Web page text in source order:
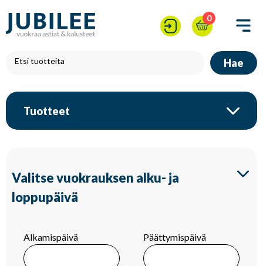
0
Hae
Tuotteet
Valitse vuokrauksen alku- ja
loppupäivä
Alkamispäivä Päättymispäivä